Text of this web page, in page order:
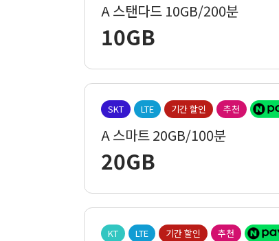
A 스탠다드 10GB/200분
10GB
SKT LTE 기간 할인 추천
A 스마트 20GB/100분
20GB
KT LTE 기간 할인 추천